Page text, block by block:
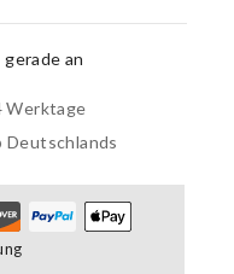
an
Werktage
Deutschlands